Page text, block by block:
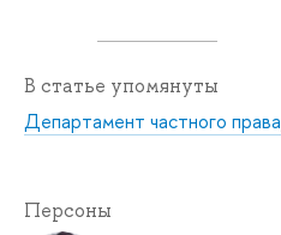
В статье упомянуты
Департамент частного права
Персоны